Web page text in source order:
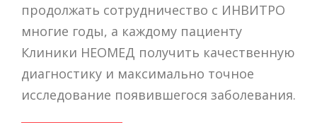
продолжать сотрудничество с ИНВИТРО
многие годы, а каждому пациенту
Клиники НЕОМЕД получить качественную
диагностику и максимально точное
исследование появившегося заболевания.